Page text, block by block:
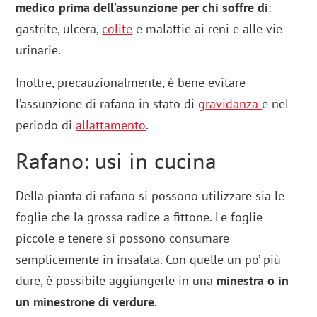
medico prima dell’assunzione per chi soffre di:
gastrite, ulcera,colite e malattie ai reni e alle vie
urinarie.
Inoltre, precauzionalmente, è bene evitare
l’assunzione di rafano in stato digravidanza e nel
periodo diallattamento.
Rafano: usi in cucina
Della pianta di rafano si possono utilizzare sia le
foglie che la grossa radice a fittone. Le foglie
piccole e tenere si possono consumare
semplicemente in insalata. Con quelle un po’ più
dure, è possibile aggiungerle in una minestra o in
un minestrone di verdure.